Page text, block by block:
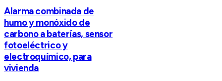
Alarma combinada de
humo y monóxido de
carbono a baterías, sensor
fotoeléctrico y
electroquímico, para
vivienda